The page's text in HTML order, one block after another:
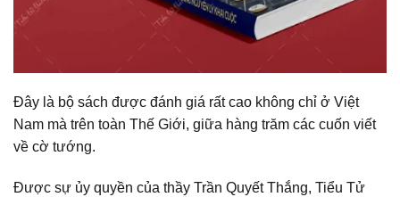
Đây là bộ sách được đánh giá rất cao không chỉ ở Việt
Nam mà trên toàn Thế Giới, giữa hàng trăm các cuốn viết
về cờ tướng.
Được sự ủy quyền của thầy Trần Quyết Thắng, Tiểu Tử